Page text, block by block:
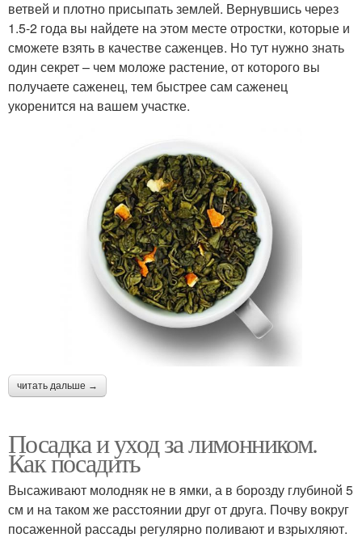
ветвей и плотно присыпать землей. Вернувшись через
1.5-2 года вы найдете на этом месте отростки, которые и
сможете взять в качестве саженцев. Но тут нужно знать
один секрет – чем моложе растение, от которого вы
получаете саженец, тем быстрее сам саженец
укоренится на вашем участке.
читать дальше →
Посадка и уход за лимонником.
Как посадить
Высаживают молодняк не в ямки, а в борозду глубиной 5
см и на таком же расстоянии друг от друга. Почву вокруг
посаженной рассады регулярно поливают и взрыхляют.